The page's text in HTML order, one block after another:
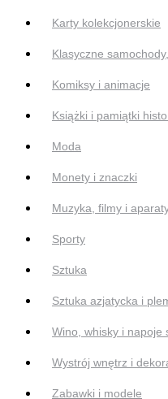
Karty kolekcjonerskie
Klasyczne
Komiksy i animacje
Książki i pamiątki
Moda
Monety i znaczki
Muzyka, filmy i
Sporty
Sztuka
Sztuka azjatycka i
Wino, whisky i napoje
Wystrój wnętrz i
Zabawki i modele